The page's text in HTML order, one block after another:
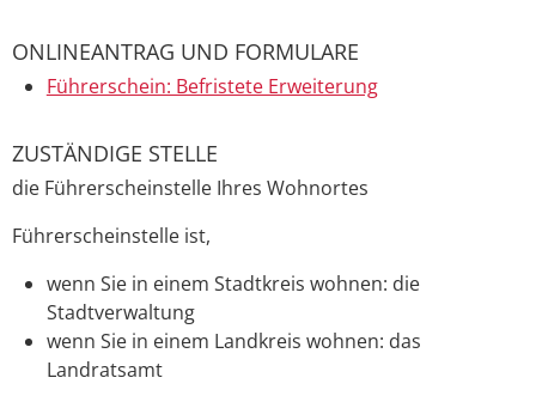
ONLINEANTRAG UND FORMULARE
Führerschein: Befristete Erweiterung
ZUSTÄNDIGE STELLE
die Führerscheinstelle Ihres Wohnortes
Führerscheinstelle ist,
wenn Sie in einem Stadtkreis wohnen: die
Stadtverwaltung
wenn Sie in einem Landkreis wohnen: das
Landratsamt